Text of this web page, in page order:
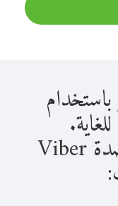
بمجرد حصولك على أرصدة Viber